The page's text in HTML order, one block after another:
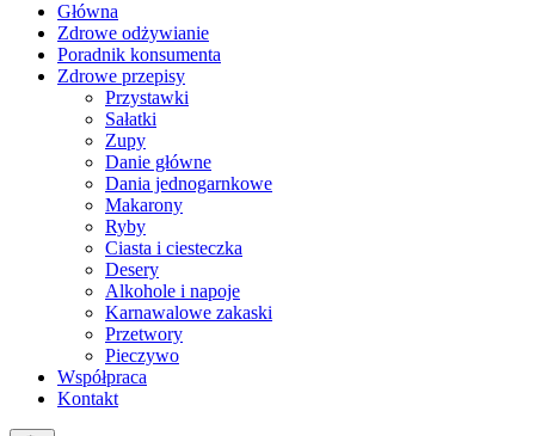
Główna
Zdrowe odżywianie
Poradnik konsumenta
Zdrowe przepisy
Przystawki
Sałatki
Zupy
Danie główne
Dania jednogarnkowe
Makarony
Ryby
Ciasta i ciesteczka
Desery
Alkohole i napoje
Karnawalowe zakaski
Przetwory
Pieczywo
Współpraca
Kontakt